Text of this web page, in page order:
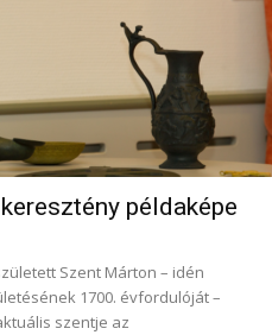
példaképe
Szent Márton – idén
1700. évfordulóját –
szentje az